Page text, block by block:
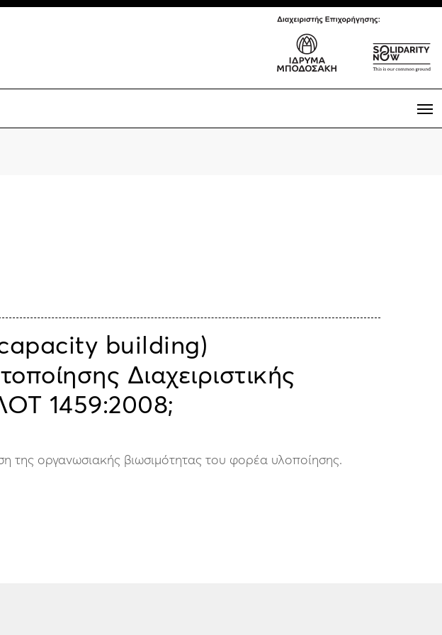
building)
Διαχειριστικής
1459:2008;
της οργανωσιακής βιωσιμότητας του φορέα υλοποίησης.